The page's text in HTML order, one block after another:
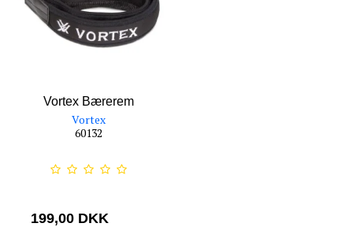
Vortex Bærerem
Vortex
60132
199,00 DKK